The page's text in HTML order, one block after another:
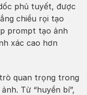
phủ tuyết, được
chiều rọi tạo
prompt tạo ảnh
xác cao hơn
quan trọng trong
Từ “huyền bí”,